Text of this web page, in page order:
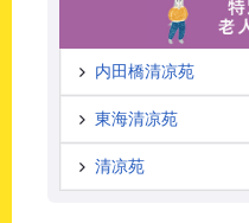
内田橋清凉苑
東海清凉苑
清凉苑